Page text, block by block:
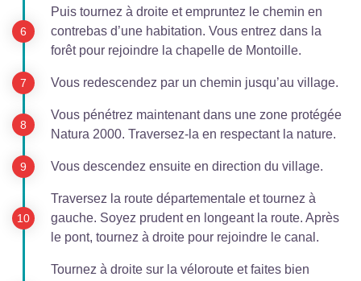
Puis tournez à droite et empruntez le chemin en
contrebas d’une habitation. Vous entrez dans la
forêt pour rejoindre la chapelle de Montoille.
Vous redescendez par un chemin jusqu’au village.
Vous pénétrez maintenant dans une zone protégée
Natura 2000. Traversez-la en respectant la nature.
Vous descendez ensuite en direction du village.
Traversez la route départementale et tournez à
gauche. Soyez prudent en longeant la route. Après
le pont, tournez à droite pour rejoindre le canal.
Tournez à droite sur la véloroute et faites bien